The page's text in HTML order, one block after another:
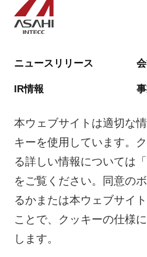
本ウェブサイトは適切な
キーを使用しています。
る詳しい情報については「
をご覧ください。同意の
るかまたは本ウェブサイ
ことで、クッキーの仕様
します。
ニュースリリース
IR情報
ESG
サイトマップ
ご利用規約
個人情報保護方針
クッキーポリシー
ソーシャルメディアポリシー